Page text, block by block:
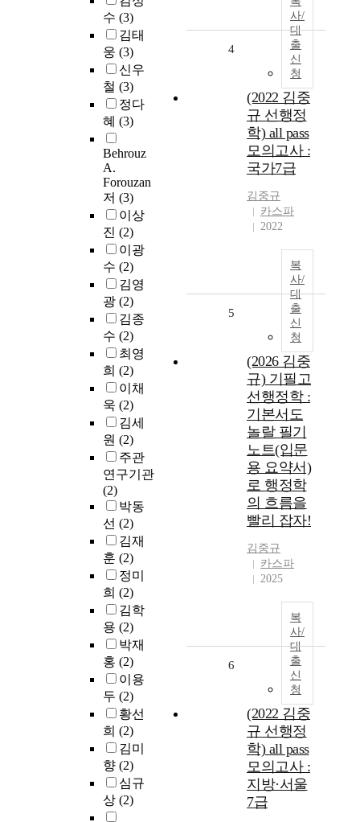
수 (3)
김태
웅 (3)
신우
철 (3)
정다
혜 (3)
Behrouz
A.
Forouzan
저 (3)
이상
진 (2)
이광
수 (2)
김영
광 (2)
김종
수 (2)
최영
희 (2)
이채
욱 (2)
김세
원 (2)
주관
연구기관
(2)
박동
선 (2)
김재
훈 (2)
정미
희 (2)
김학
용 (2)
박재
홍 (2)
이용
두 (2)
황선
희 (2)
김미
향 (2)
심규
상 (2)
사/
대
출
신
청
4
(2022 김중
규 선행정
학) all pass
모의고사 :
국가7급
김중규
카스파
2022
복
사/
대
출
신
청
5
(2026 김중
규) 기필고
선행정학 :
기본서도
놀랄 필기
노트(입문
용 요약서)
로 행정학
의 흐름을
빨리 잡자!
김중규
카스파
2025
복
사/
대
출
신
청
6
(2022 김중
규 선행정
학) all pass
모의고사 :
지방·서울
7급